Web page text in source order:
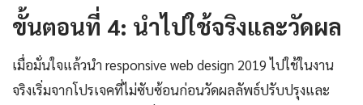
ขั้นตอนที่ 4: นำไปใช้จริงและวัดผล
เมื่อมั่นใจแล้วนำ responsive web design 2019 ไปใช้ในงาน
จริงเริ่มจากโปรเจคที่ไม่ซับซ้อนก่อนวัดผลลัพธ์ปรับปรุงและ